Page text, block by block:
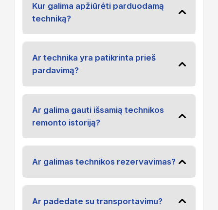
Kur galima apžiūrėti parduodamą
techniką?
Ar technika yra patikrinta prieš
pardavimą?
Ar galima gauti išsamią technikos
remonto istoriją?
Ar galimas technikos rezervavimas?
Ar padedate su transportavimu?